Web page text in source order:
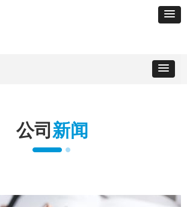
公司 新闻